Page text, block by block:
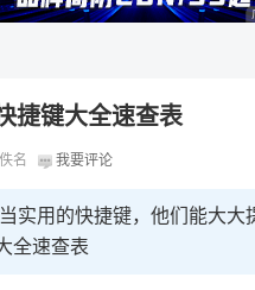
业广告，理性选择
捷键大全速查表
名 我要评论
实用的快捷键，他们能大
全速查表